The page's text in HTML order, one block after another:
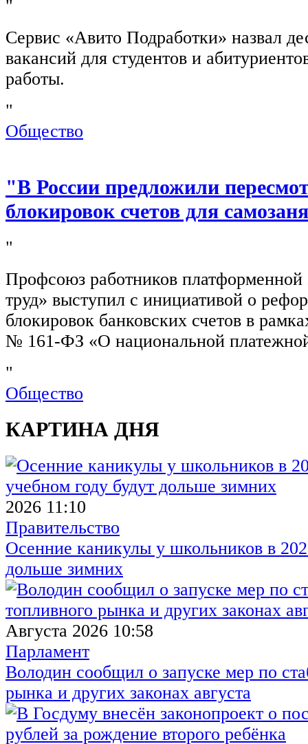
"
Сервис «Авито Подработки» назвал
вакансий для студентов и
работы.
"
Общество
"В России предложили
блокировок счетов для
"
Профсоюз работников
труд» выступил с инициативой о
блокировок банковских счетов в
№ 161-ФЗ «О национальной
"
Общество
КАРТИНА ДНЯ
2026 11:10
Правительство
Осенние каникулы у школьников в
дольше зимних
Августа 2026 10:58
Парламент
Володин сообщил о запуске мер по
рынка и других законах августа